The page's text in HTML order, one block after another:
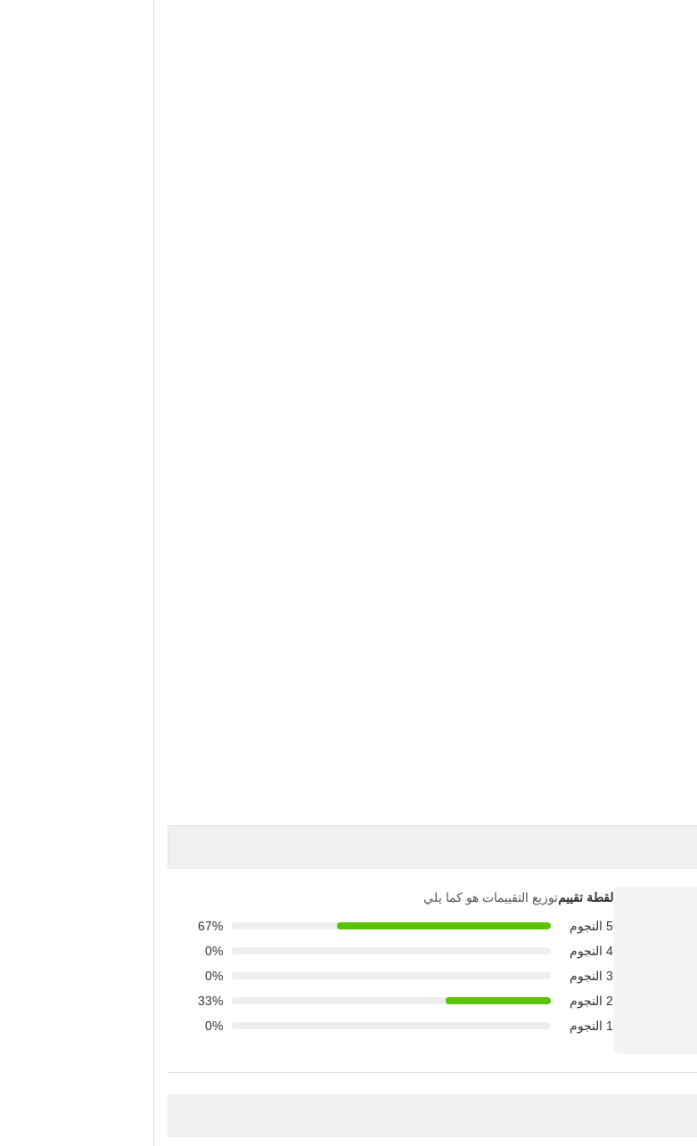
لقطة تقييمتوزيع التقييمات هو كما يلي
5 النجوم
67%
4 النجوم
0%
3 النجوم
0%
2 النجوم
33%
1 النجوم
0%